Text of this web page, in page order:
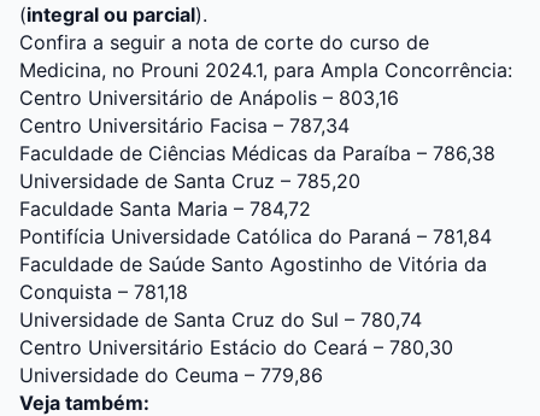
(integral ou parcial).
Confira a seguir a nota de corte do curso de
Medicina, no Prouni 2024.1, para Ampla Concorrência:
Centro Universitário de Anápolis – 803,16
Centro Universitário Facisa – 787,34
Faculdade de Ciências Médicas da Paraíba – 786,38
Universidade de Santa Cruz – 785,20
Faculdade Santa Maria – 784,72
Pontifícia Universidade Católica do Paraná – 781,84
Faculdade de Saúde Santo Agostinho de Vitória da
Conquista – 781,18
Universidade de Santa Cruz do Sul – 780,74
Centro Universitário Estácio do Ceará – 780,30
Universidade do Ceuma – 779,86
Veja também: